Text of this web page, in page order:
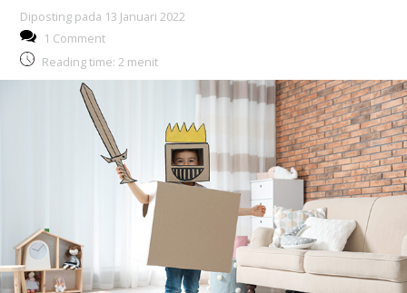
Diposting pada 13 Januari 2022
1 Comment
Reading time: 2 menit